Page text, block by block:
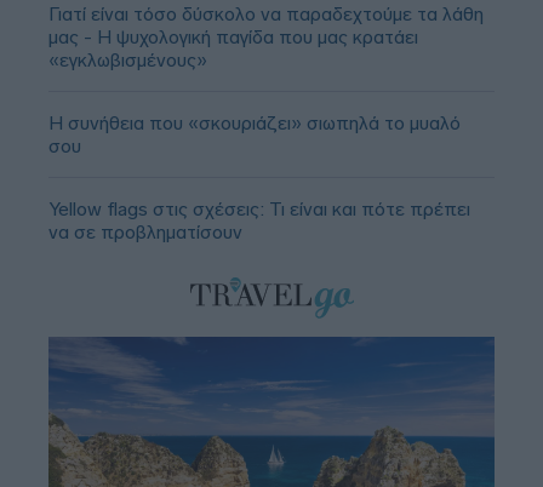
Γιατί είναι τόσο δύσκολο να παραδεχτούμε τα λάθη
μας - Η ψυχολογική παγίδα που μας κρατάει
«εγκλωβισμένους»
Η συνήθεια που «σκουριάζει» σιωπηλά το μυαλό
σου
Yellow flags στις σχέσεις: Τι είναι και πότε πρέπει
να σε προβληματίσουν